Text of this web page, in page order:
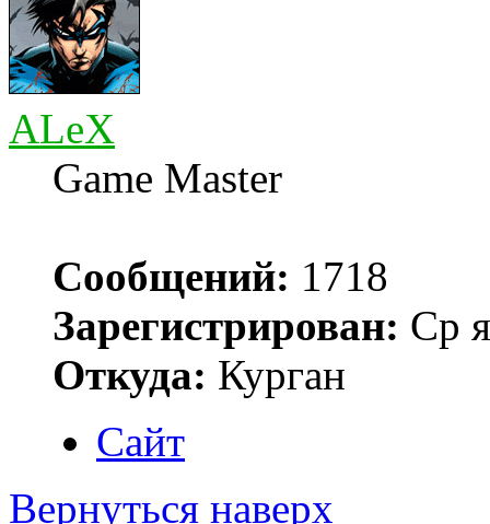
ALeX
Game Master
Сообщений: 1718
Зарегистрирован: Ср
Откуда: Курган
Сайт
Вернуться наверх